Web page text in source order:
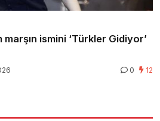
ismini ‘Türkler Gidiyor’
0 12